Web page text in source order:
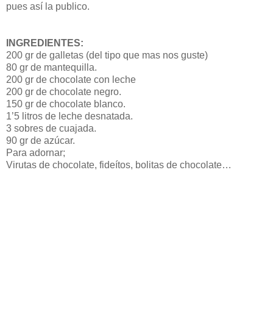
pues así la publico.
INGREDIENTES:
200 gr de galletas (del tipo que mas nos guste)
80 gr de mantequilla.
200 gr de chocolate con leche
200 gr de chocolate negro.
150 gr de chocolate blanco.
1’5 litros de leche desnatada.
3 sobres de cuajada.
90 gr de azúcar.
Para adornar;
Virutas de chocolate, fideítos, bolitas de chocolate…